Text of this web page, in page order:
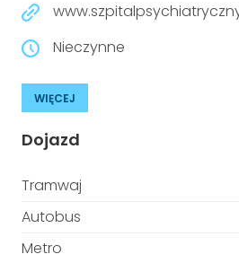
Nieczynne
WIĘCEJ
Dojazd
Tramwaj
Autobus
Metro